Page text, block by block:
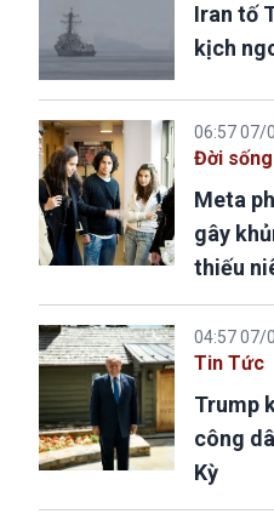
Iran tố
kịch
06:57 07/
Đời sống
Meta
gây
thiếu
04:57 07/
Tin Tức
Trump
công
Kỳ